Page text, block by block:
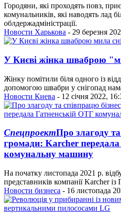
Городяни, які проходять повз,
комунальників, які наводять лад
облдержадміністрації.
Новости Харькова - 29 березня
У Києві жінка шваброю
Жінку помітили біля одного із
допомогою швабри у снігопад
Новости Киева - 12 січня 2022,
СпецпроектПро злагоду
громади: Karcher
комунальну машину
На початку листопада 2021 р.
представників компанії Karcher
Новости бизнеса - 16 листопада